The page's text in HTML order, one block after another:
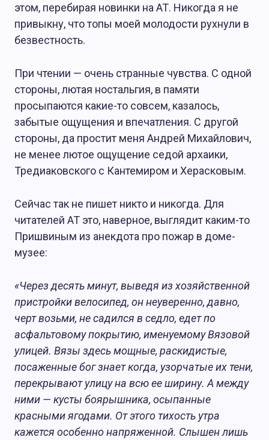
этом, перебирая новинки на АТ. Никогда я не
привыкну, что топы моей молодости рухнули в
безвестность.
При чтении — очень странные чувства. С одной
стороны, лютая ностальгия, в памяти
просыпаются какие-то совсем, казалось,
забытые ощущения и впечатления. С другой
стороны, да простит меня Андрей Михайлович,
не менее лютое ощущение седой архаики,
Тредиаковского с Кантемиром и Херасковым.
Сейчас так не пишет никто и никогда. Для
читателей АТ это, наверное, выглядит каким-то
Пришвиным из анекдота про пожар в доме-
музее:
«Через десять минут, выведя из хозяйственной
пристройки велосипед, он неуверенно, давно,
черт возьми, не садился в седло, едет по
асфальтовому покрытию, именуемому Вязовой
улицей. Вязы здесь мощные, раскидистые,
посаженные бог знает когда, узорчатые их тени,
перекрывают улицу на всю ее ширину. А между
ними — кусты боярышника, осыпанные
красными ягодами. От этого тихость утра
кажется особенно напряженной. Слышен лишь